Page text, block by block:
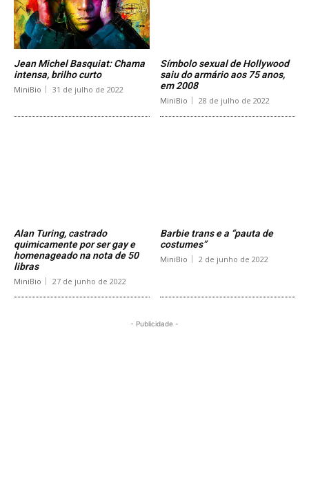
Jean Michel Basquiat: Chama
intensa, brilho curto
MiniBio 31 de julho de 2022
Símbolo sexual de Hollywood
saiu do armário aos 75 anos,
em 2008
MiniBio 28 de julho de 2022
Alan Turing, castrado
quimicamente por ser gay e
homenageado na nota de 50
libras
MiniBio 27 de junho de 2022
Barbie trans e a “pauta de
costumes”
MiniBio 2 de junho de 2022
- Publicidade -